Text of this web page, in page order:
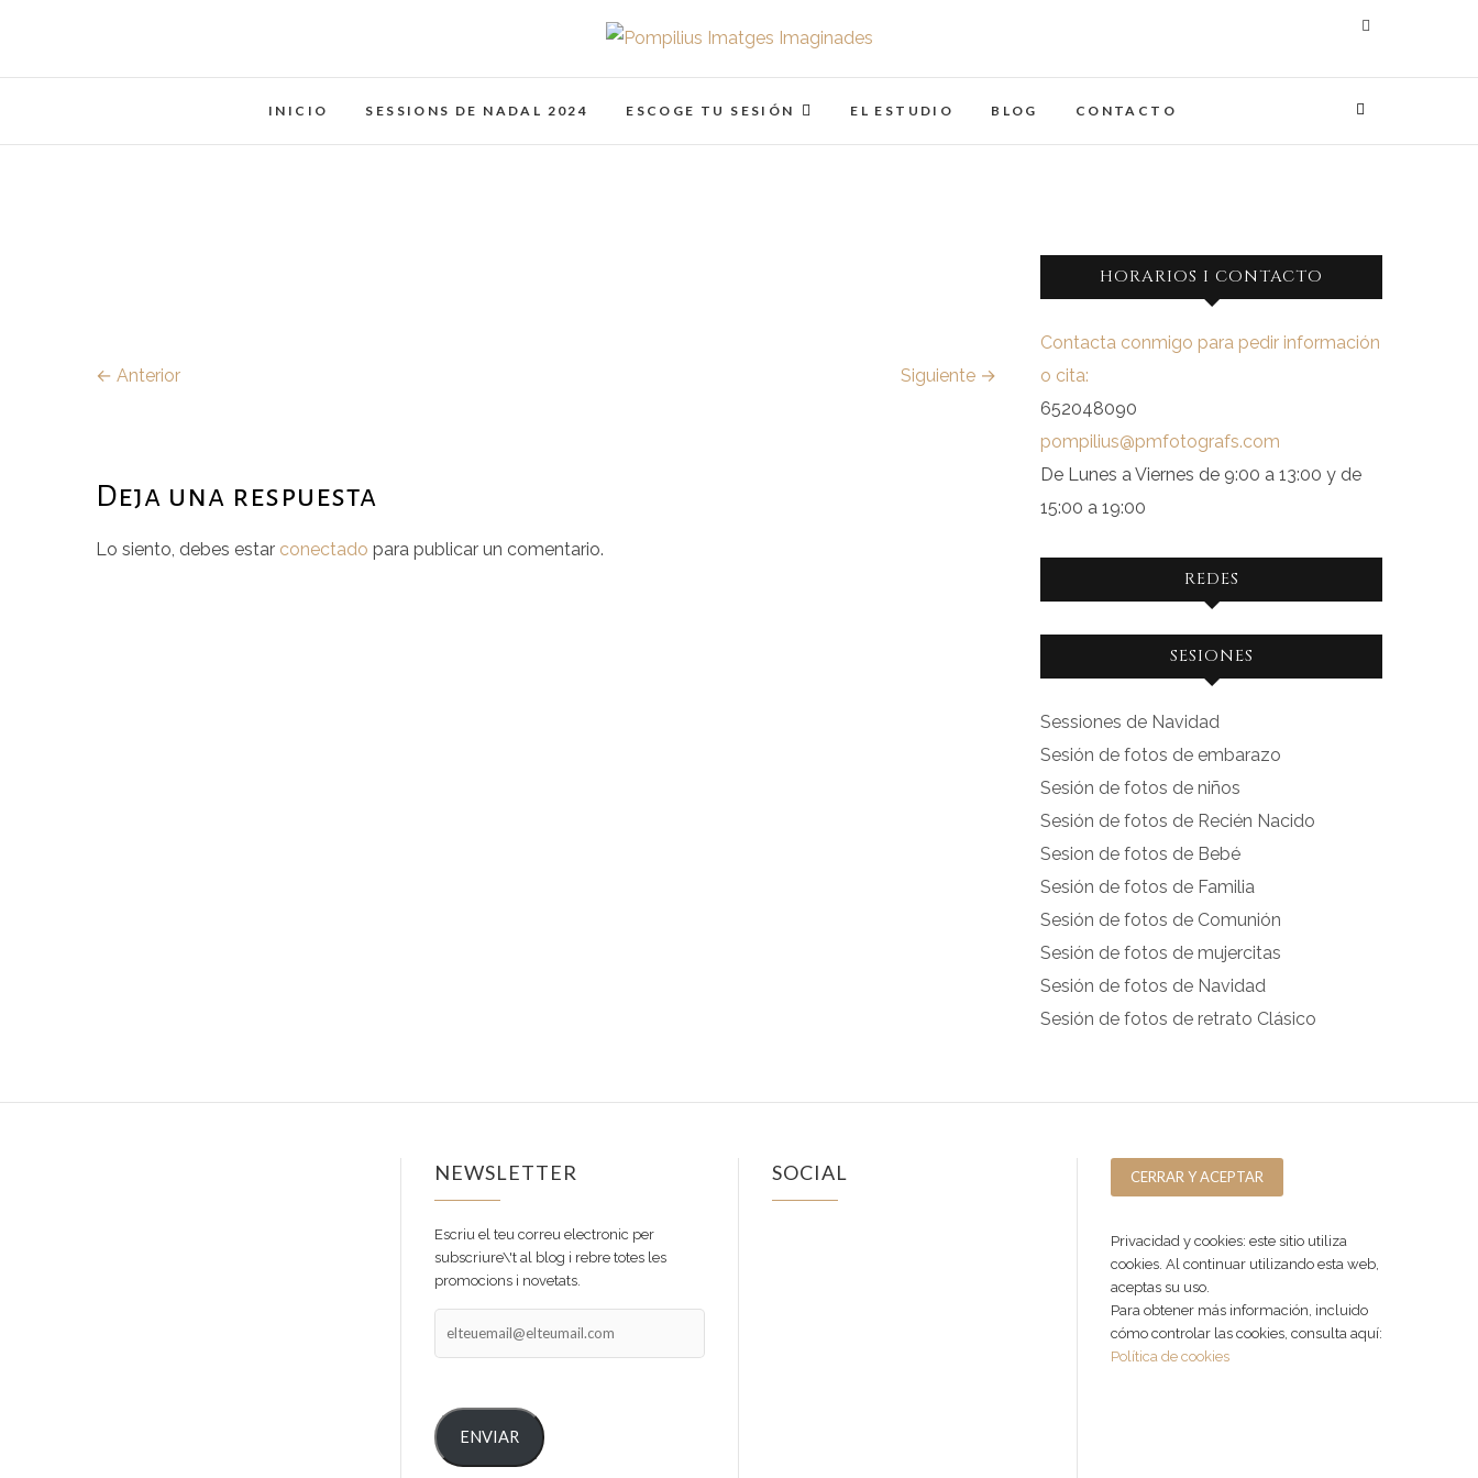
contenido
Pompilius Imatges Imaginades
INICIO SESSIONS DE NADAL 2024 ESCOGE TU SESIÓN EL ESTUDIO BLOG CONTACTO
← Anterior Siguiente →
Deja una respuesta
Lo siento, debes estar conectado para publicar un comentario.
HORARIOS I CONTACTO
Contacta conmigo para pedir información
o cita:
652048090
pompilius@pmfotografs.com
De Lunes a Viernes de 9:00 a 13:00 y de
15:00 a 19:00
REDES
perfil
de
facebook.com
en
Facebook
perfil
de
instagram.com
en
Instagram
SESIONES
Sessiones de Navidad
Sesión de fotos de embarazo
Sesión de fotos de niños
Sesión de fotos de Recién Nacido
Sesion de fotos de Bebé
Sesión de fotos de Familia
Sesión de fotos de Comunión
Sesión de fotos de mujercitas
Sesión de fotos de Navidad
Sesión de fotos de retrato Clásico
NEWSLETTER
Escriu el teu correu electronic per
subscriure\'t al blog i rebre totes les
promocions i novetats.
ENVIAR
SOCIAL
Privacidad y cookies: este sitio utiliza
cookies. Al continuar utilizando esta web,
aceptas su uso.
Para obtener más información, incluido
cómo controlar las cookies, consulta aquí:
Política de cookies